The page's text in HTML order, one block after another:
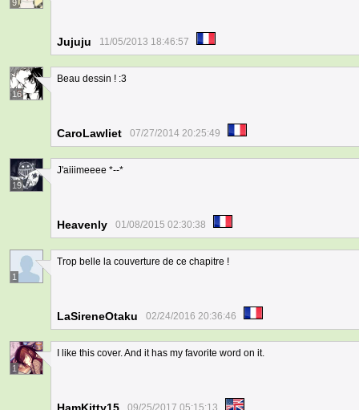
9
Jujuju 11/05/2013 18:46:57
16
Beau dessin ! :3
CaroLawliet 07/27/2014 20:25:49
19
J'aiiimeeee *--*
Heavenly 01/08/2015 02:30:38
1
Trop belle la couverture de ce chapitre !
LaSireneOtaku 02/24/2016 20:36:46
1
I like this cover. And it has my favorite word on it.
09/25/2017 05:15:13